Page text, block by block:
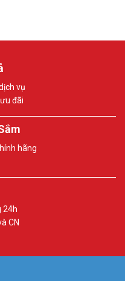
vụ
đãi
hãng
24h
CN